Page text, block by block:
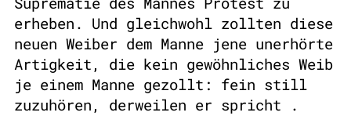
erheben. Und gleichwohl zollten diese
neuen Weiber dem Manne jene unerhörte
Artigkeit, die kein gewöhnliches Weib
je einem Manne gezollt: fein still
zuzuhören, derweilen er spricht .